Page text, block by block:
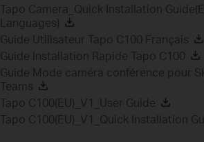
Tapo Camera_Quick Installation
Languages)
Guide Utilisateur Tapo C100 Français
Guide Installation Rapide Tapo C100
Guide Mode caméra conférence pour
Teams
Tapo C100(EU)_V1_User Guide
Tapo C100(EU)_V1_Quick Installation